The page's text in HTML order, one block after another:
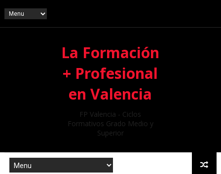
La Formación
+ Profesional
en Valencia
FP Valencia - Ciclos
Formativos Grado Medio y
Superior